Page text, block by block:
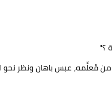
؟"
مُعلِّمه، عبس باهان ونظر نحو